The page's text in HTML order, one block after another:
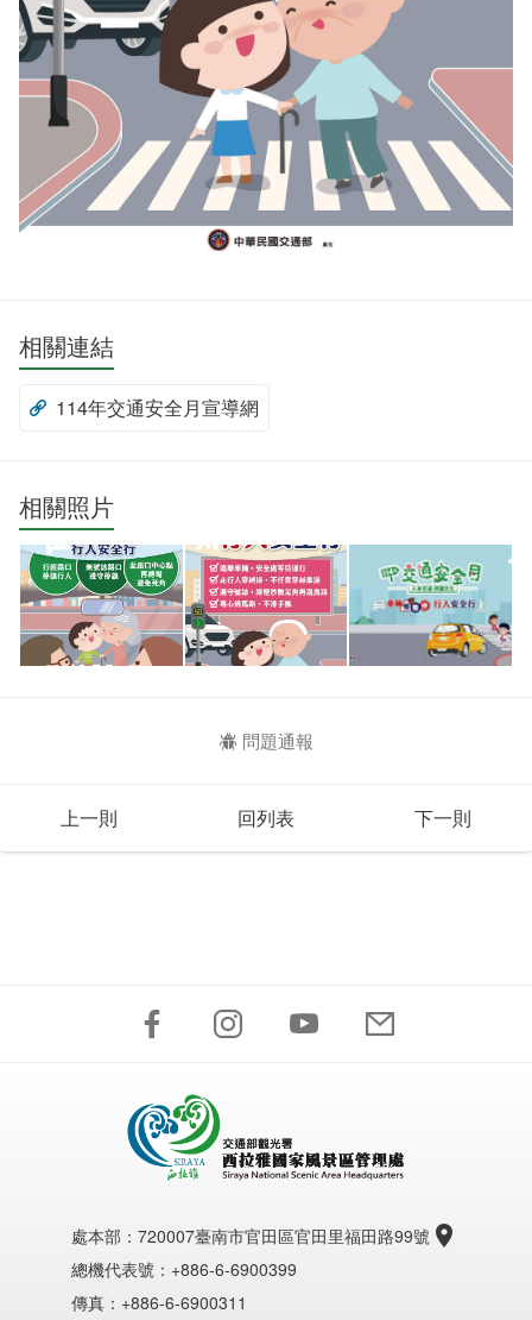
相關連結
114年交通安全月宣導網
相關照片
問題通報
上一則 回列表 下一則
處本部： 720007臺南市官田區官田里福田路99號
總機代表號：+886-6-6900399
傳真：+886-6-6900311